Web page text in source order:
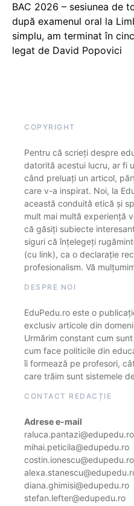
BAC 2026 – sesiunea de
după examenul oral la
simplu, am terminat în
legat de David Popovici
COPYRIGHT
Pentru că scrieți despre
datorită acestui lucru, ar fi
când preluați un articol,
care v-a inspirat. Noi, la
această conduită etică și
mult mai multă experiență
că găsiți subiecte
siguri că înțelegeți
(cu link), ca o declarație
profesionalism. Vă
DESPRE NOI
EduPedu.ro este o
exclusiv articole din
Urmărim constant cum
cum face politicile din
îi formează pe profesori,
care trăim sunt sistemele
CONTACT REDACȚIE
Adrese e-mail
raluca.pantazi@edupedu.ro
mihai.peticila@edupedu.ro
costin.ionescu@edupedu.ro
diana.ghimisi@edupedu.ro
stefan.lefter@edupedu.ro